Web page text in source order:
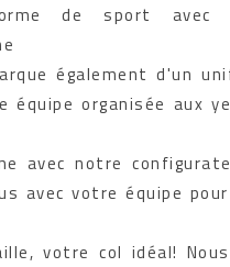
de sport avec
également d'un
organisée aux
avec notre
avec votre équipe
votre col idéal!